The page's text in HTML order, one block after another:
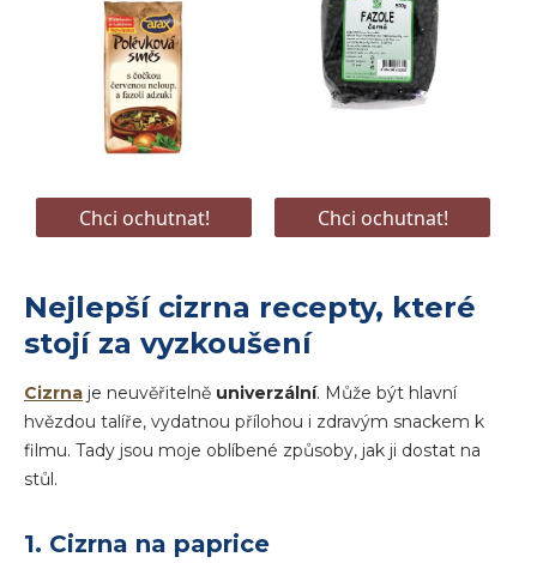
Nejlepší cizrna recepty, které
stojí za vyzkoušení
Cizrna je neuvěřitelně univerzální. Může být hlavní
hvězdou talíře, vydatnou přílohou i zdravým snackem k
filmu. Tady jsou moje oblíbené způsoby, jak ji dostat na
stůl.
1. Cizrna na paprice